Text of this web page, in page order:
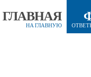
ГЛАВНАЯ
НА ГЛАВНУЮ